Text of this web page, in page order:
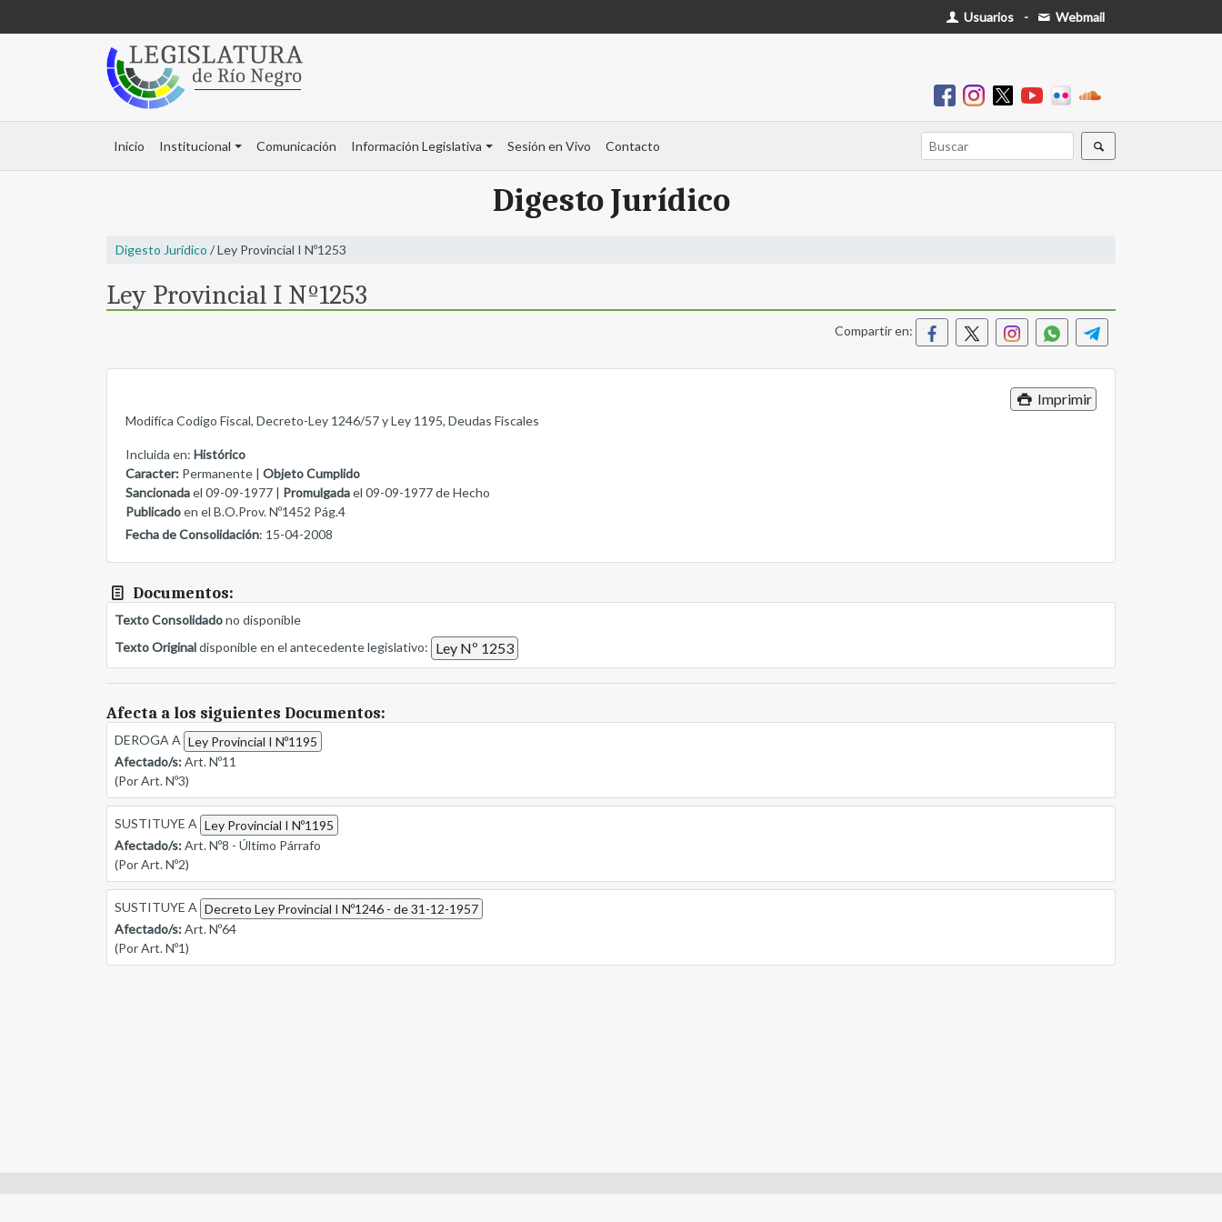
Usuarios - Webmail
Inicio Institucional Comunicación Información Legislativa Sesión en Vivo Contacto
Digesto Jurídico
Digesto Jurídico / Ley Provincial I Nº1253
Ley Provincial I Nº1253
Compartir en:
Imprimir
Modifíca Codigo Fiscal, Decreto-Ley 1246/57 y Ley 1195, Deudas Fiscales
Incluida en: Histórico
Caracter: Permanente | Objeto Cumplido
Sancionadael 09-09-1977 | Promulgadael 09-09-1977 de Hecho
Publicadoen el B.O.Prov. Nº1452 Pág.4
Fecha de Consolidación: 15-04-2008
Documentos:
Texto Consolidadono disponible
Texto Originaldisponible en el antecedente legislativo: Ley Nº 1253
Afecta a los siguientes Documentos:
DEROGA A Ley Provincial I Nº1195
Afectado/s:Art. Nº11
(Por Art. Nº3)
SUSTITUYE A Ley Provincial I Nº1195
Afectado/s:Art. Nº8 - Último Párrafo
(Por Art. Nº2)
SUSTITUYE A Decreto Ley Provincial I Nº1246 - de 31-12-1957
Afectado/s:Art. Nº64
(Por Art. Nº1)